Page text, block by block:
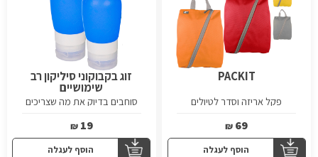
PACKIT
פקל אריזה וסדר לטיולים
69
₪
הוסף לעגלה
זוג בקבוקוני סיליקון רב
שימושיים
סוחבים בדיוק את מה שצריכים
19
₪
הוסף לעגלה